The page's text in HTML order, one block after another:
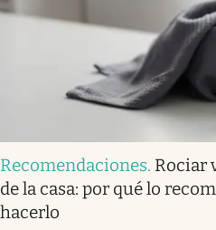
Recomendaciones. Rociar
de la casa: por qué lo
hacerlo